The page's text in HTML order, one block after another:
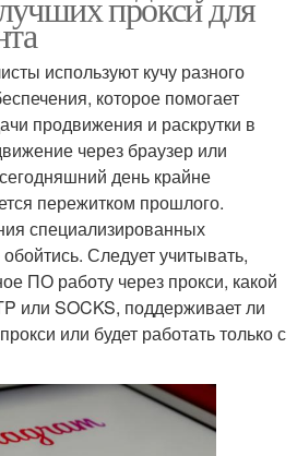
используют кучу разного
которое помогает
продвижения и раскрутки в
через браузер или
день крайне
пережитком прошлого.
специализированных
Следует учитывать,
ПО работу через прокси, какой
или SOCKS, поддерживает ли
или будет работать только с